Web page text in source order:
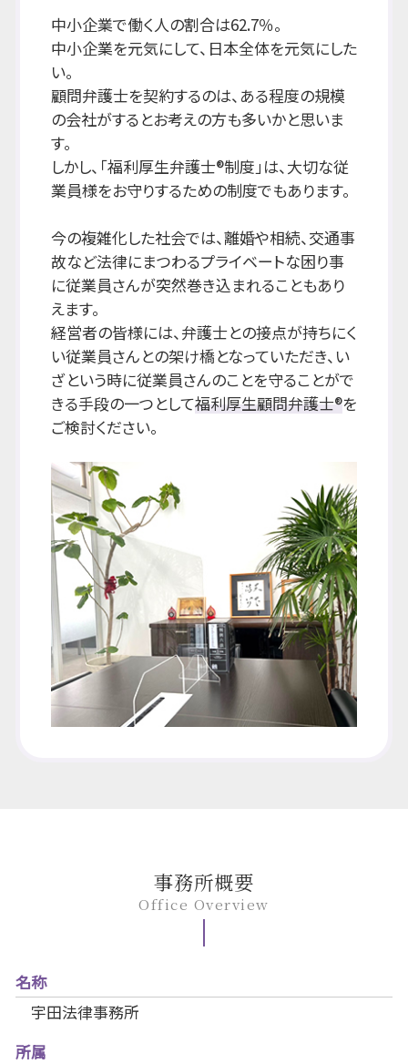
中小企業で働く人の割合は62.7％。
中小企業を元気にして、日本全体を元気にした
い。
顧問弁護士を契約するのは、ある程度の規模
の会社がするとお考えの方も多いかと思いま
す。
しかし、「福利厚生弁護士®制度」は、大切な従
業員様をお守りするための制度でもあります。
今の複雑化した社会では、離婚や相続、交通事
故など法律にまつわるプライベートな困り事
に従業員さんが突然巻き込まれることもあり
えます。
経営者の皆様には、弁護士との接点が持ちにく
い従業員さんとの架け橋となっていただき、い
ざという時に従業員さんのことを守ることがで
きる手段の一つとして福利厚生顧問弁護士®を
ご検討ください。
事務所概要
Office Overview
名称
宇田法律事務所
所属